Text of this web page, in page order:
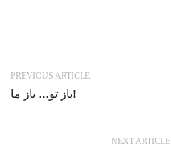
PREVIOUS ARTICLE
باز تو… باز ما!
NEXT ARTICLE